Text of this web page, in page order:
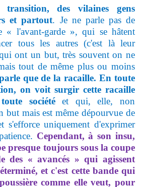
des vilaines gens
et partout. Je ne parle pas de
« l'avant-garde », qui se hâtent
tous les autres (c'est là leur
ont un but, très souvent on ne
tout de même plus ou moins
que de la racaille. En toute
on voit surgir cette racaille
sociétéet qui, elle, non
but mais est même dépourvue de
s'efforce uniquement d'exprimer
Cependant, à son insu,
presque toujours sous la coupe
des « avancés » qui agissent
et c'est cette bande qui
comme elle veut, pour